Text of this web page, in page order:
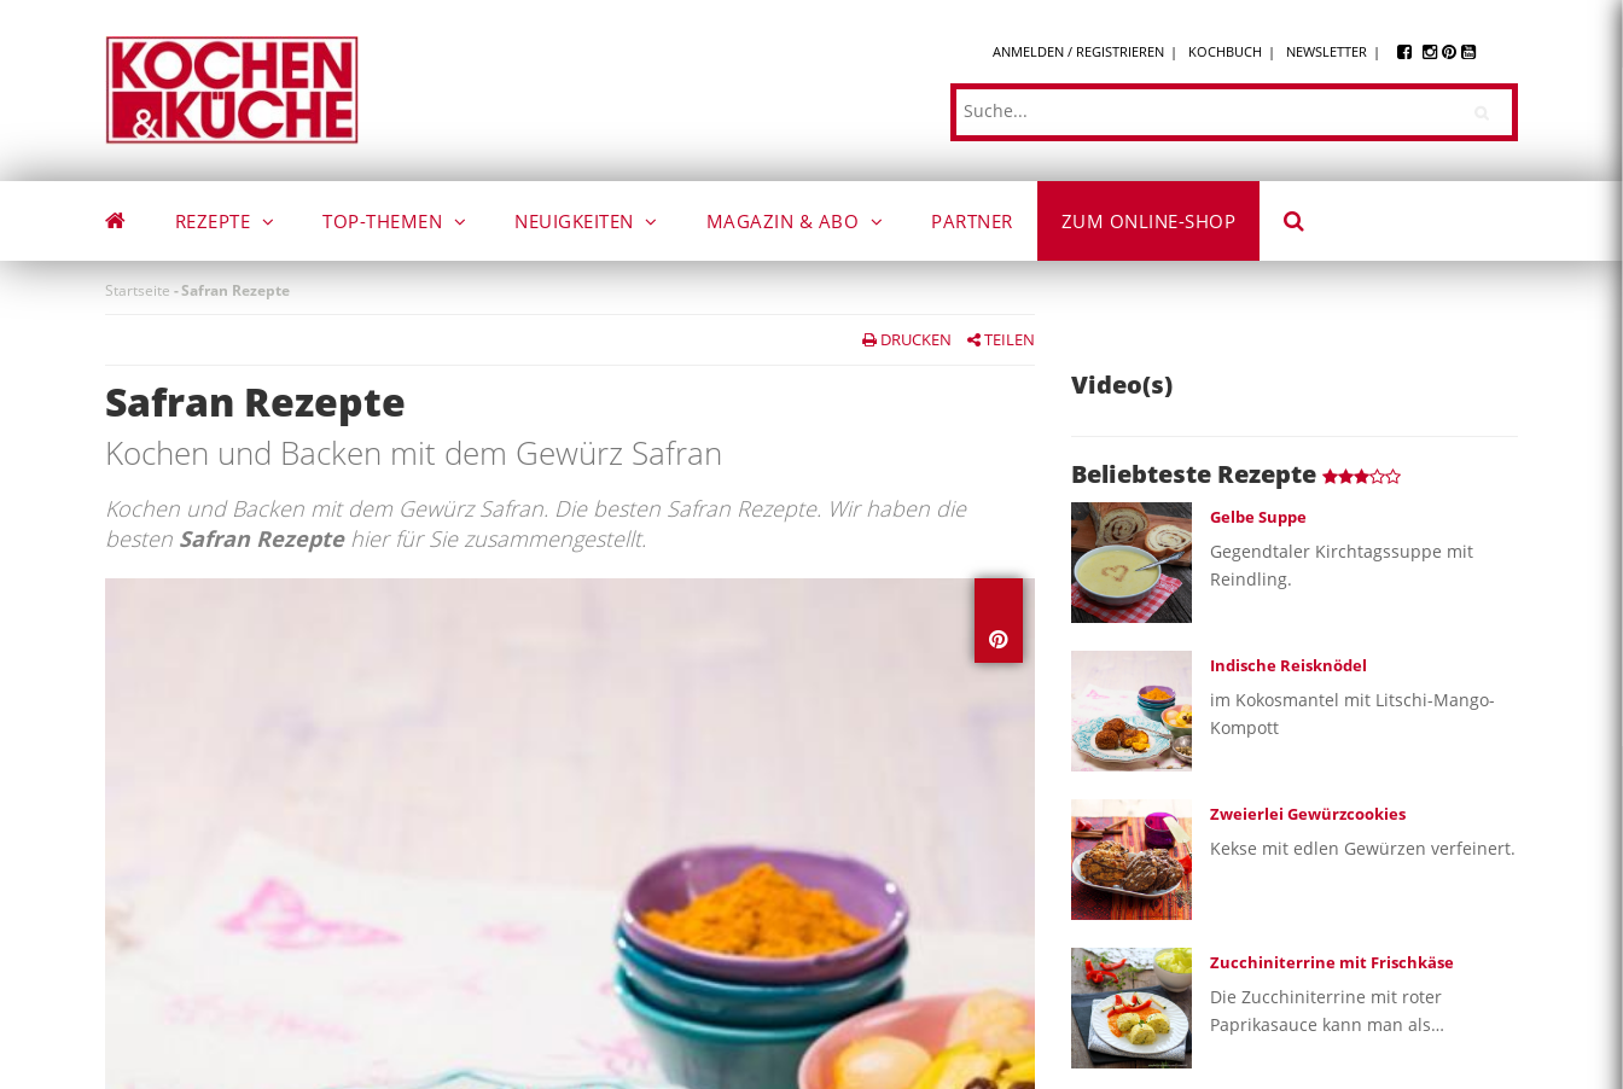
ANMELDEN / REGISTRIEREN KOCHBUCH NEWSLETTER
Suche
REZEPTE TOP-THEMEN NEUIGKEITEN MAGAZIN & ABO PARTNER ZUM ONLINE-SHOP
Startseite -Safran Rezepte
DRUCKEN TEILEN
Safran Rezepte
Kochen und Backen mit dem Gewürz Safran
Kochen und Backen mit dem Gewürz Safran. Die besten Safran Rezepte. Wir haben die
besten Safran Rezeptehier für Sie zusammengestellt.
Video(s)
Beliebteste Rezepte
Gelbe Suppe
Gegendtaler Kirchtagssuppe mit
Reindling.
Indische Reisknödel
im Kokosmantel mit Litschi-Mango-
Kompott
Zweierlei Gewürzcookies
Kekse mit edlen Gewürzen verfeinert.
Zucchiniterrine mit Frischkäse
Die Zucchiniterrine mit roter
Paprikasauce kann man als…